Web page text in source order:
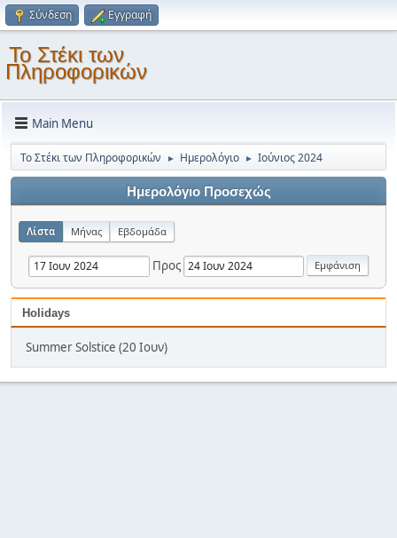
Σύνδεση Εγγραφή
Το Στέκι των
Πληροφορικών
Main Menu
Το Στέκι των Πληροφορικών ► Ημερολόγιο ► Ιούνιος 2024
Ημερολόγιο Προσεχώς
Λίστα Μήνας Εβδομάδα
Προς
Holidays
Summer Solstice (20 Ιουν)